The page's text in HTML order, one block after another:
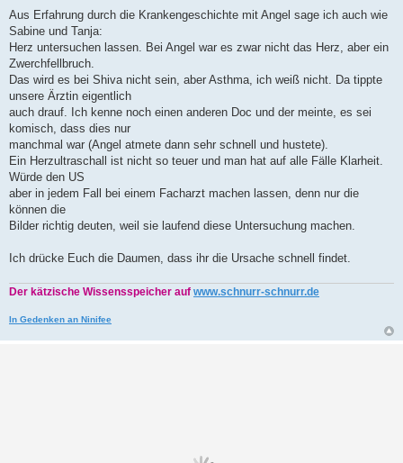
i
t
a
g
Aus Erfahrung durch die Krankengeschichte mit Angel sage ich auch wie
Sabine und Tanja:
Herz untersuchen lassen. Bei Angel war es zwar nicht das Herz, aber ein
Zwerchfellbruch.
Das wird es bei Shiva nicht sein, aber Asthma, ich weiß nicht. Da tippte
unsere Ärztin eigentlich
auch drauf. Ich kenne noch einen anderen Doc und der meinte, es sei
komisch, dass dies nur
manchmal war (Angel atmete dann sehr schnell und hustete).
Ein Herzultraschall ist nicht so teuer und man hat auf alle Fälle Klarheit.
Würde den US
aber in jedem Fall bei einem Facharzt machen lassen, denn nur die
können die
Bilder richtig deuten, weil sie laufend diese Untersuchung machen.
Ich drücke Euch die Daumen, dass ihr die Ursache schnell findet.
Der kätzische Wissensspeicher auf www.schnurr-schnurr.de
In Gedenken an Ninifee